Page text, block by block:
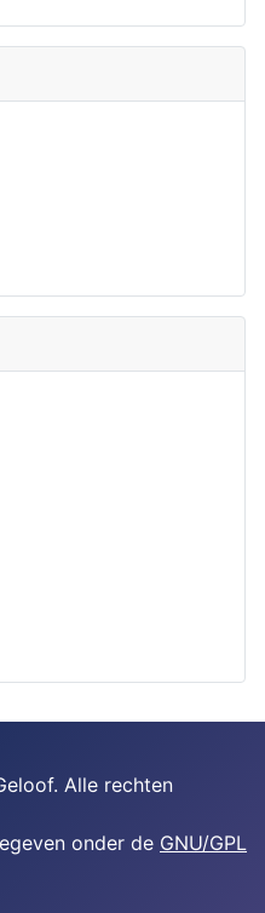
Alle rechten
onder de GNU/GPL